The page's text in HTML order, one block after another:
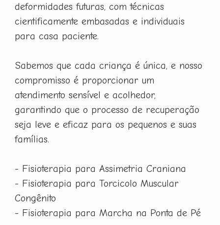
deformidades futuras, com técnicas
cientificamente embasadas e individuais
para casa paciente.
Sabemos que cada criança é única, e nosso
compromisso é proporcionar um
atendimento sensível e acolhedor,
garantindo que o processo de recuperação
seja leve e eficaz para os pequenos e suas
famílias.
- Fisioterapia para Assimetria Craniana
- Fisioterapia para Torcicolo Muscular
Congênito
- Fisioterapia para Marcha na Ponta de Pé